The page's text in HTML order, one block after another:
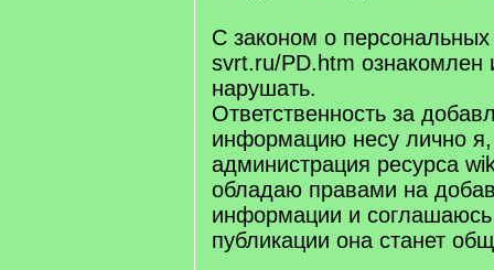
С законом о
svrt.ru/PD.htm ознакомлен
нарушать.
Ответственность за
информацию несу лично
администрация ресурса
обладаю правами на
информации и
публикации она станет